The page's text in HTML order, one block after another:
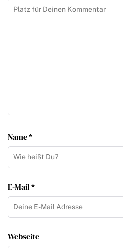
Name *
E-Mail *
Webseite